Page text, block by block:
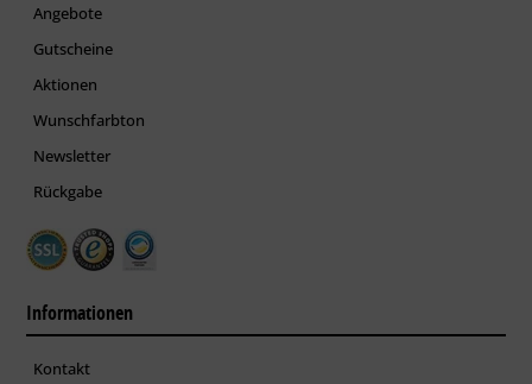
Angebote
Gutscheine
Aktionen
Wunschfarbton
Newsletter
Rückgabe
Informationen
Kontakt